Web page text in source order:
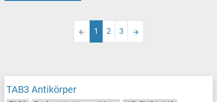
1 2 3
TAB3 Antikörper